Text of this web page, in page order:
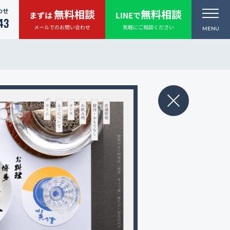
せ まずは無料相談
メールでのお問い合わせ
LINEで無料相談
気軽にご相談ください